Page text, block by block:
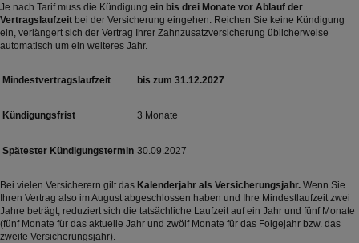
Je nach Tarif muss die Kündigung ein bis drei Monate vor Ablauf der
Vertragslaufzeit bei der Versicherung eingehen. Reichen Sie keine Kündigung
ein, verlängert sich der Vertrag Ihrer Zahnzusatzversicherung üblicherweise
automatisch um ein weiteres Jahr.
Mindestvertragslaufzeit bis zum 31.12.2027
Kündigungsfrist 3 Monate
Spätester Kündigungstermin 30.09.2027
Bei vielen Versicherern gilt das Kalenderjahr als Versicherungsjahr. Wenn Sie
Ihren Vertrag also im August abgeschlossen haben und Ihre Mindestlaufzeit zwei
Jahre beträgt, reduziert sich die tatsächliche Laufzeit auf ein Jahr und fünf Monate
(fünf Monate für das aktuelle Jahr und zwölf Monate für das Folgejahr bzw. das
zweite Versicherungsjahr).